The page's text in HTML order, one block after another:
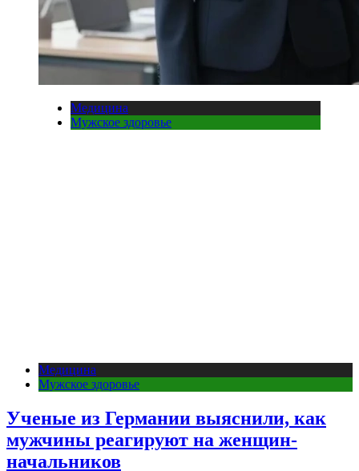
Медицина
Мужское здоровье
Медицина
Мужское здоровье
Ученые из Германии выяснили, как
мужчины реагируют на женщин-
начальников